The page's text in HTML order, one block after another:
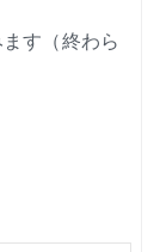
す（終わら